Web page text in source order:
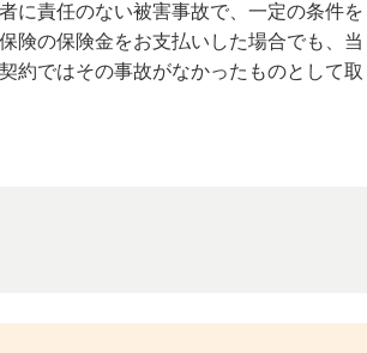
に責任のない被害事故で、一定の条件を
険の保険金をお支払いした場合でも、当
約ではその事故がなかったものとして取